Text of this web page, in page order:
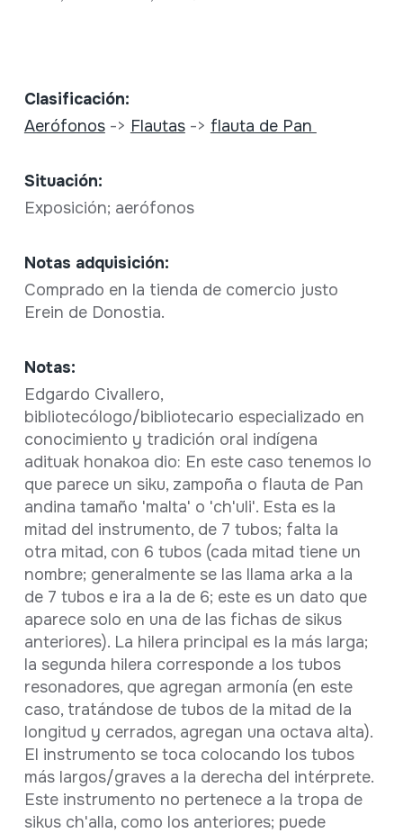
Clasificación:
Aerófonos-> Flautas-> flauta de Pan
Situación:
Exposición; aerófonos
Notas adquisición:
Comprado en la tienda de comercio justo
Erein de Donostia.
Notas:
Edgardo Civallero,
bibliotecólogo/bibliotecario especializado en
conocimiento y tradición oral indígena
adituak honakoa dio: En este caso tenemos lo
que parece un siku, zampoña o flauta de Pan
andina tamaño 'malta' o 'ch'uli'. Esta es la
mitad del instrumento, de 7 tubos; falta la
otra mitad, con 6 tubos (cada mitad tiene un
nombre; generalmente se las llama arka a la
de 7 tubos e ira a la de 6; este es un dato que
aparece solo en una de las fichas de sikus
anteriores). La hilera principal es la más larga;
la segunda hilera corresponde a los tubos
resonadores, que agregan armonía (en este
caso, tratándose de tubos de la mitad de la
longitud y cerrados, agregan una octava alta).
El instrumento se toca colocando los tubos
más largos/graves a la derecha del intérprete.
Este instrumento no pertenece a la tropa de
sikus ch'alla, como los anteriores; puede